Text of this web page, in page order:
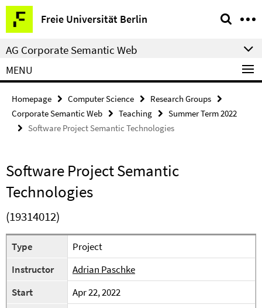
Springe
direkt
zu
Inhalt
Freie Universität Berlin
Service
Navigation
AG Corporate Semantic Web
MENU
Homepage Computer Science
Research Groups
Corporate Semantic Web
Teaching
Summer Term 2022
Software Project Semantic Technologies
Software Project Semantic
Technologies
(19314012)
Type
Project
Instructor
Adrian Paschke
Start
Apr 22, 2022